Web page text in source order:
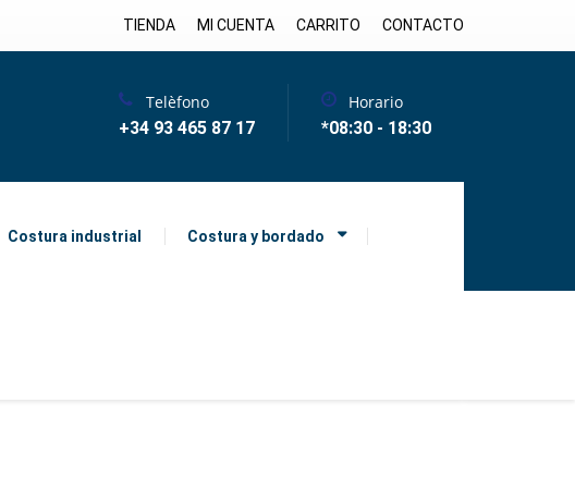
TIENDA MI CUENTA CARRITO CONTACTO
Costura industrial Costura y bordado
Telèfono
+34 93 465 87 17
Horario
*08:30 - 18:30